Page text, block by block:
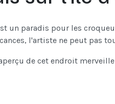
un paradis pour les
l'artiste ne peut pas
de cet endroit